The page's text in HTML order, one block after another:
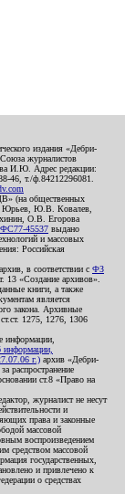
издания «Дебри-
журналистов
И.Ю. Адрес редакции:
46, т./ф.84212296081.
(на общественных
Ю.В. Ковалев,
О.В. Егорова
45537 выдано
и массовых
Российская
в соответствии с ФЗ
13 «Создание архивов».
книги, а также
является
закона. Архивные
1275, 1276, 1306
информации,
г.) архив «Дебри-
распространение
ст.8 «Право на
журналист не несут
и
права и законные
массовой
воспроизведением
средством массовой
государственных,
и привлечено к
о средствах